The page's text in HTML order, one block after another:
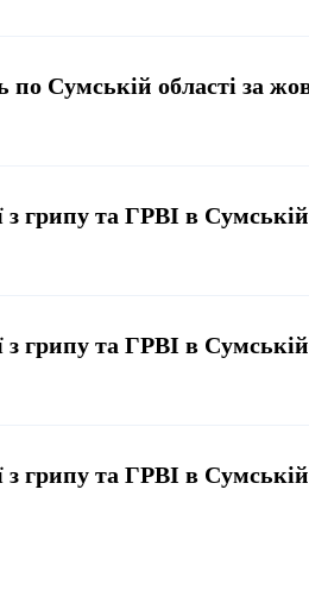
Сумській області за
з грипу та ГРВІ в
з грипу та ГРВІ в
з грипу та ГРВІ в